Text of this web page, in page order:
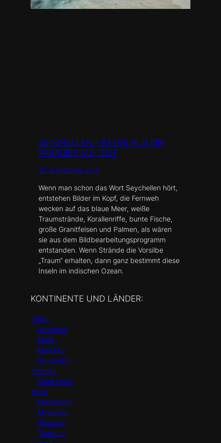
SEYCHELLEN – IM URLAUB EIN
PARADIES AUF ZEIT
10. November 2011
Wenn man schon das Wort Seychellen hört,
entstehen Bilder im Kopf, die Fernweh
wecken auf das blaue Meer, weiße
Traumstrände, Korallenriffe, bunte Fische,
große Granitfelsen und Palmen, als wären
sie aus dem Bildbearbeitungsprogramm
entstanden. Wenn Strände die Vorsilbe
„Traum“ erhalten, dann ganz bestimmt diese
Inseln im indischen Ozean.
KONTINENTE UND LÄNDER:
Afrika
Äthiopien
Kenia
Marokko
Seychellen
Amerika
Saint Lucia
Asien
Indonesien
Myanmar
Singapur
Thailand